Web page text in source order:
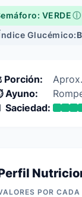
VERDEⓘ
Glucémico:
Porción:
Ayuno:
Saciedad:
POR